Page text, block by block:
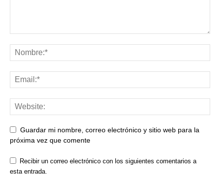
Guardar mi nombre, correo electrónico y sitio web para la
próxima vez que comente
Recibir un correo electrónico con los siguientes comentarios a
esta entrada.